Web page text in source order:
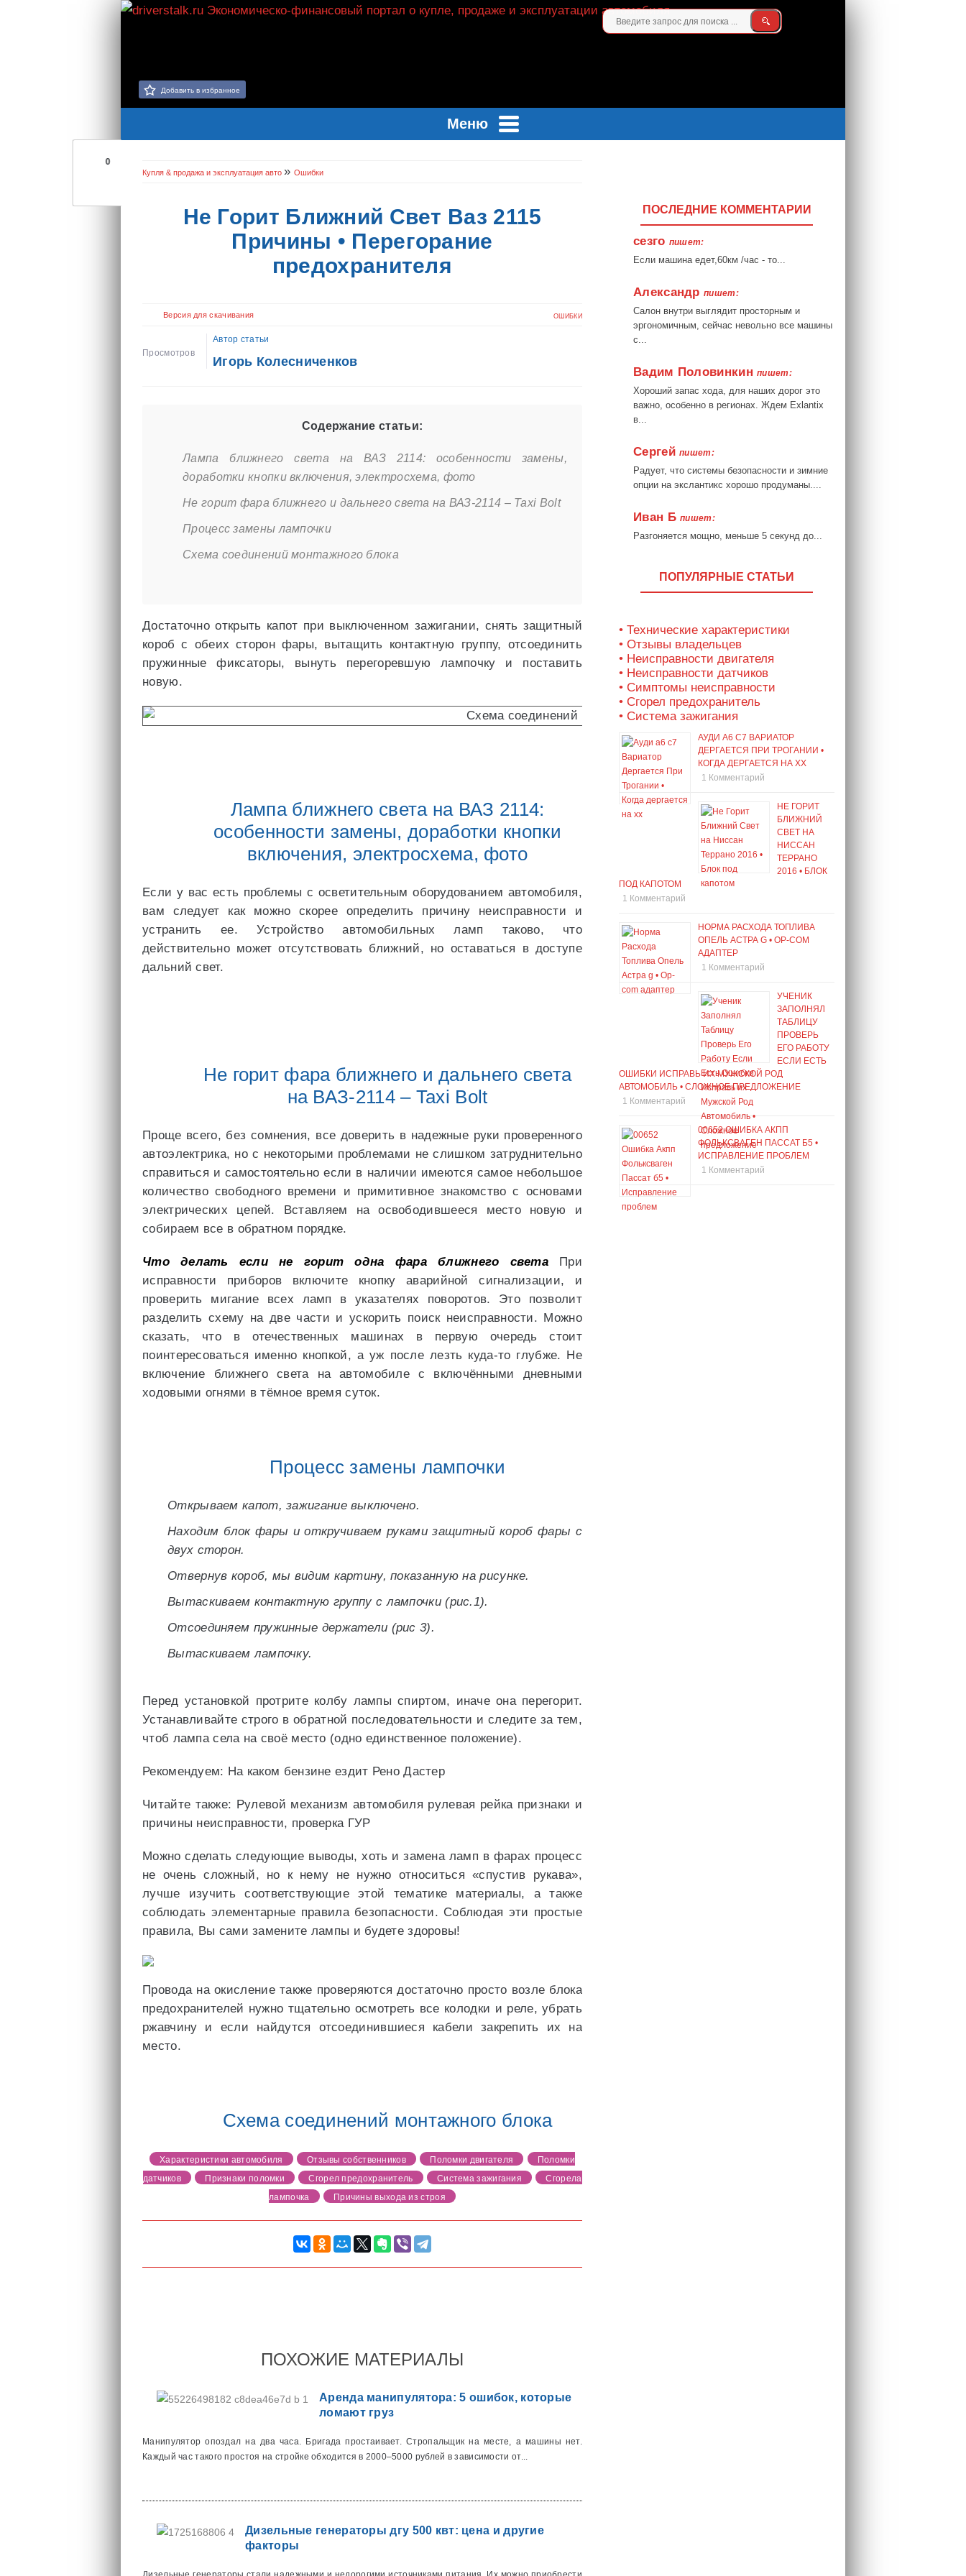
Добавить в избранное
Меню
0
Купля & продажа и эксплуатация авто » Ошибки
Не Горит Ближний Свет Ваз 2115
Причины • Перегорание
предохранителя
Версия для скачивания ОШИБКИ
Просмотров
Автор статьи
Игорь Колесниченков
Содержание статьи:
Лампа ближнего света на ВАЗ 2114: особенности замены,
доработки кнопки включения, электросхема, фото
Не горит фара ближнего и дальнего света на ВАЗ-2114 – Taxi Bolt
Процесс замены лампочки
Схема соединений монтажного блока
Достаточно открыть капот при выключенном зажигании, снять защитный
короб с обеих сторон фары, вытащить контактную группу, отсоединить
пружинные фиксаторы, вынуть перегоревшую лампочку и поставить
новую.
Лампа ближнего света на ВАЗ 2114:
особенности замены, доработки кнопки
включения, электросхема, фото
Если у вас есть проблемы с осветительным оборудованием автомобиля,
вам следует как можно скорее определить причину неисправности и
устранить ее. Устройство автомобильных ламп таково, что
действительно может отсутствовать ближний, но оставаться в доступе
дальний свет.
Не горит фара ближнего и дальнего света
на ВАЗ-2114 – Taxi Bolt
Проще всего, без сомнения, все доверить в надежные руки проверенного
автоэлектрика, но с некоторыми проблемами не слишком затруднительно
справиться и самостоятельно если в наличии имеются самое небольшое
количество свободного времени и примитивное знакомство с основами
электрических цепей. Вставляем на освободившееся место новую и
собираем все в обратном порядке.
Что делать если не горит одна фара ближнего света При
исправности приборов включите кнопку аварийной сигнализации, и
проверить мигание всех ламп в указателях поворотов. Это позволит
разделить схему на две части и ускорить поиск неисправности. Можно
сказать, что в отечественных машинах в первую очередь стоит
поинтересоваться именно кнопкой, а уж после лезть куда-то глубже. Не
включение ближнего света на автомобиле с включёнными дневными
ходовыми огнями в тёмное время суток.
Процесс замены лампочки
Открываем капот, зажигание выключено.
Находим блок фары и откручиваем руками защитный короб фары с
двух сторон.
Отвернув короб, мы видим картину, показанную на рисунке.
Вытаскиваем контактную группу с лампочки (рис.1).
Отсоединяем пружинные держатели (рис 3).
Вытаскиваем лампочку.
Перед установкой протрите колбу лампы спиртом, иначе она перегорит.
Устанавливайте строго в обратной последовательности и следите за тем,
чтоб лампа села на своё место (одно единственное положение).
Рекомендуем: На каком бензине ездит Рено Дастер
Читайте также: Рулевой механизм автомобиля рулевая рейка признаки и
причины неисправности, проверка ГУР
Можно сделать следующие выводы, хоть и замена ламп в фарах процесс
не очень сложный, но к нему не нужно относиться «спустив рукава»,
лучше изучить соответствующие этой тематике материалы, а также
соблюдать элементарные правила безопасности. Соблюдая эти простые
правила, Вы сами замените лампы и будете здоровы!
Провода на окисление также проверяются достаточно просто возле блока
предохранителей нужно тщательно осмотреть все колодки и реле, убрать
ржавчину и если найдутся отсоединившиеся кабели закрепить их на
место.
Схема соединений монтажного блока
Характеристики автомобиля Отзывы собственников Поломки двигателя
Поломки
датчиков
Признаки поломки Сгорел предохранитель Система зажигания
Сгорела
лампочка
Причины выхода из строя
ПОХОЖИЕ МАТЕРИАЛЫ
Аренда манипулятора: 5 ошибок, которые
ломают груз
Манипулятор опоздал на два часа. Бригада простаивает. Стропальщик на месте, а машины нет.
Каждый час такого простоя на стройке обходится в 2000–5000 рублей в зависимости от...
Дизельные генераторы дгу 500 квт: цена и другие
факторы
ПОСЛЕДНИЕ КОММЕНТАРИИ
сезго пишет:
Если машина едет,60км /час - то...
Александр пишет:
Салон внутри выглядит просторным и
эргономичным, сейчас невольно все машины
с...
Вадим Половинкинпишет:
Хороший запас хода, для наших дорог это
важно, особенно в регионах. Ждем Exlantix
в...
Сергейпишет:
Радует, что системы безопасности и зимние
опции на экслантикс хорошо продуманы....
Иван Бпишет:
Разгоняется мощно, меньше 5 секунд до...
ПОПУЛЯРНЫЕ СТАТЬИ
• Технические характеристики
• Отзывы владельцев
• Неисправности двигателя
• Неисправности датчиков
• Симптомы неисправности
• Сгорел предохранитель
• Система зажигания
АУДИ А6 С7 ВАРИАТОР
ДЕРГАЕТСЯ ПРИ ТРОГАНИИ •
КОГДА ДЕРГАЕТСЯ НА ХХ
1 Комментарий
НЕ ГОРИТ
БЛИЖНИЙ
СВЕТ НА
НИССАН
ТЕРРАНО
2016 • БЛОК
ПОД КАПОТОМ
1 Комментарий
НОРМА РАСХОДА ТОПЛИВА
ОПЕЛЬ АСТРА G • OP-COM
АДАПТЕР
1 Комментарий
УЧЕНИК
ЗАПОЛНЯЛ
ТАБЛИЦУ
ПРОВЕРЬ
ЕГО РАБОТУ
ЕСЛИ ЕСТЬ
ОШИБКИ ИСПРАВЬ ИХ МУЖСКОЙ РОД
АВТОМОБИЛЬ • СЛОЖНОЕ ПРЕДЛОЖЕНИЕ
1 Комментарий
00652 ОШИБКА АКПП
ФОЛЬКСВАГЕН ПАССАТ Б5 •
ИСПРАВЛЕНИЕ ПРОБЛЕМ
1 Комментарий